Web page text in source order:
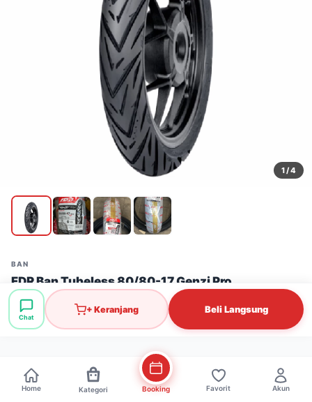
1/ 4
BAN
FDR Ban Tubeless 80/80-17 Genzi Pro
Stok: 2 pcs
Rp244.000
Chat
+ Keranjang Beli Langsung
Home Kategori Booking Favorit Akun